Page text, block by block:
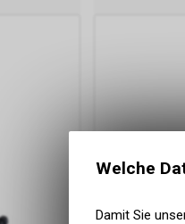
Welche
Damit Sie